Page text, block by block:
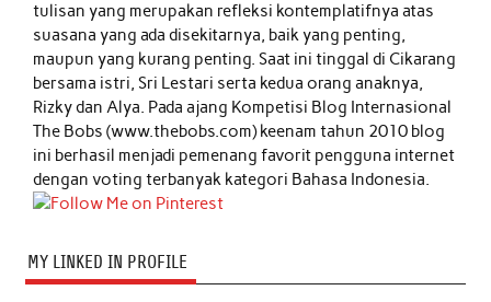
tulisan yang merupakan refleksi kontemplatifnya atas
suasana yang ada disekitarnya, baik yang penting,
maupun yang kurang penting. Saat ini tinggal di Cikarang
bersama istri, Sri Lestari serta kedua orang anaknya,
Rizky dan Alya. Pada ajang Kompetisi Blog Internasional
The Bobs (www.thebobs.com) keenam tahun 2010 blog
ini berhasil menjadi pemenang favorit pengguna internet
dengan voting terbanyak kategori Bahasa Indonesia.
MY LINKED IN PROFILE